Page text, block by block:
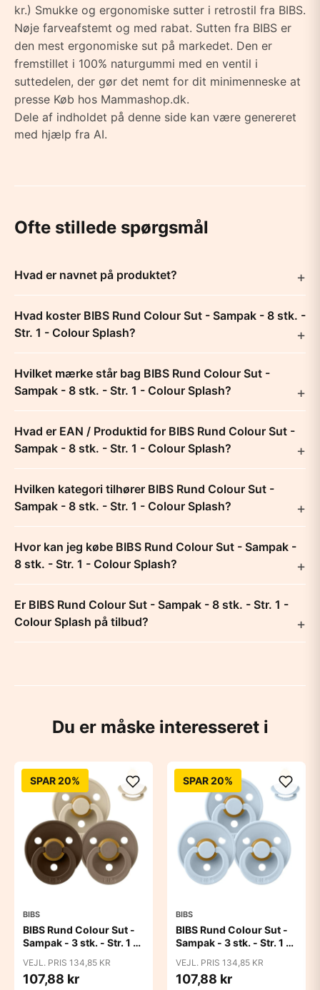
kr.) Smukke og ergonomiske sutter i retrostil fra BIBS.
Nøje farveafstemt og med rabat. Sutten fra BIBS er
den mest ergonomiske sut på markedet. Den er
fremstillet i 100% naturgummi med en ventil i
suttedelen, der gør det nemt for dit minimenneske at
presse Køb hos Mammashop.dk.
Dele af indholdet på denne side kan være genereret
med hjælp fra AI.
Ofte stillede spørgsmål
Hvad er navnet på produktet?
Hvad koster BIBS Rund Colour Sut - Sampak - 8 stk. -
Str. 1 - Colour Splash?
Hvilket mærke står bag BIBS Rund Colour Sut -
Sampak - 8 stk. - Str. 1 - Colour Splash?
Hvad er EAN / Produktid for BIBS Rund Colour Sut -
Sampak - 8 stk. - Str. 1 - Colour Splash?
Hvilken kategori tilhører BIBS Rund Colour Sut -
Sampak - 8 stk. - Str. 1 - Colour Splash?
Hvor kan jeg købe BIBS Rund Colour Sut - Sampak -
8 stk. - Str. 1 - Colour Splash?
Er BIBS Rund Colour Sut - Sampak - 8 stk. - Str. 1 -
Colour Splash på tilbud?
Du er måske interesseret i
SPAR 20%
BIBS
BIBS Rund Colour Sut -
Sampak - 3 stk. - Str. 1 -
VEJL. PRIS 134,85 KR
107,88 kr
SPAR 20%
BIBS
BIBS Rund Colour Sut -
Sampak - 3 stk. - Str. 1 -
VEJL. PRIS 134,85 KR
107,88 kr